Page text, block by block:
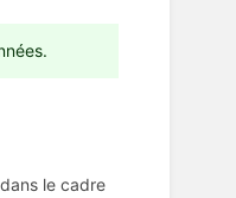
le cadre